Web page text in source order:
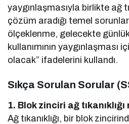
yaygınlaşmasıyla birlikte ağ
çözüm aradığı temel
ölçeklenme, gelecekte
kullanımının yaygınlaşması
olacak” ifadelerini kullandı.
Sıkça Sorulan Sorular
1. Blok zinciri ağ
Ağ tıkanıklığı, bir blok